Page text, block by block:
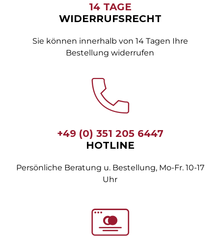
14 TAGE
WIDERRUFSRECHT
Sie können innerhalb von 14 Tagen Ihre
Bestellung widerrufen
+49 (0) 351 205 6447
HOTLINE
Persönliche Beratung u. Bestellung, Mo-Fr. 10-17
Uhr